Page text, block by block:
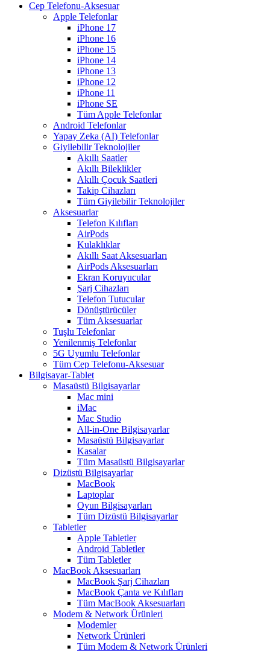
Cep Telefonu-Aksesuar
Apple Telefonlar
iPhone 17
iPhone 16
iPhone 15
iPhone 14
iPhone 13
iPhone 12
iPhone 11
iPhone SE
Tüm Apple Telefonlar
Android Telefonlar
Yapay Zeka (AI) Telefonlar
Giyilebilir Teknolojiler
Akıllı Saatler
Akıllı Bileklikler
Akıllı Çocuk Saatleri
Takip Cihazları
Tüm Giyilebilir Teknolojiler
Aksesuarlar
Telefon Kılıfları
AirPods
Kulaklıklar
Akıllı Saat Aksesuarları
AirPods Aksesuarları
Ekran Koruyucular
Şarj Cihazları
Telefon Tutucular
Dönüştürücüler
Tüm Aksesuarlar
Tuşlu Telefonlar
Yenilenmiş Telefonlar
5G Uyumlu Telefonlar
Tüm Cep Telefonu-Aksesuar
Bilgisayar-Tablet
Masaüstü Bilgisayarlar
Mac mini
iMac
Mac Studio
All-in-One Bilgisayarlar
Masaüstü Bilgisayarlar
Kasalar
Tüm Masaüstü Bilgisayarlar
Dizüstü Bilgisayarlar
MacBook
Laptoplar
Oyun Bilgisayarları
Tüm Dizüstü Bilgisayarlar
Tabletler
Apple Tabletler
Android Tabletler
Tüm Tabletler
MacBook Aksesuarları
MacBook Şarj Cihazları
MacBook Çanta ve Kılıfları
Tüm MacBook Aksesuarları
Modem & Network Ürünleri
Modemler
Network Ürünleri
Tüm Modem & Network Ürünleri